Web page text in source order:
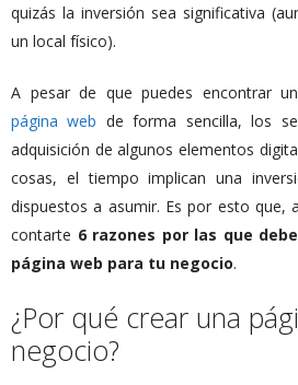
quizás la inversión sea significativa
un local físico).
A pesar de que puedes encontrar
página web de forma sencilla, los
adquisición de algunos elementos
cosas, el tiempo implican una
dispuestos a asumir. Es por esto que,
contarte 6 razones por las que
página web para tu negocio.
¿Por qué crear una
negocio?